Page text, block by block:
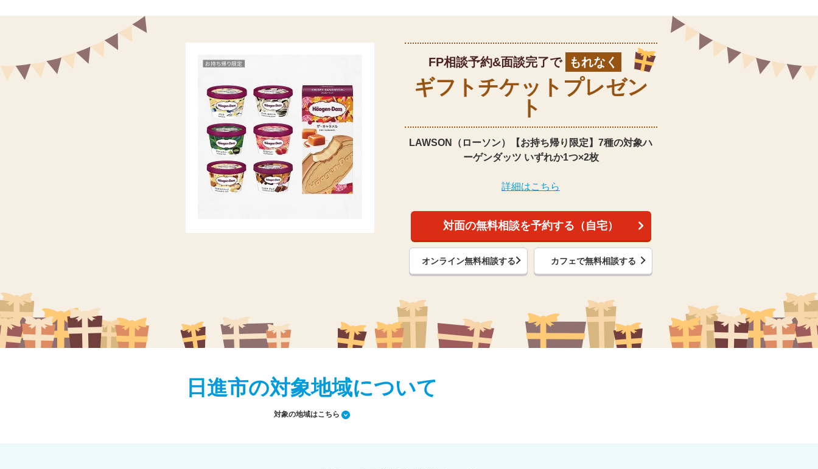
FP相談予約&面談完了で もれなく
ギフトチケット プレゼン
ト
LAWSON（ローソン）【お持ち帰り限定】 7種の対象ハ
ーゲンダッツ いずれか1つ×2枚
詳細はこちら
対面の無料相談を予約する（自宅）
オンライン無料相談する カフェで無料相談する
日進市の対象地域について
対象の地域はこちら